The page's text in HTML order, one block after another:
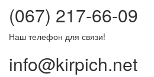
(067) 217-66-09
Наш телефон для связи!
info@kirpich.net